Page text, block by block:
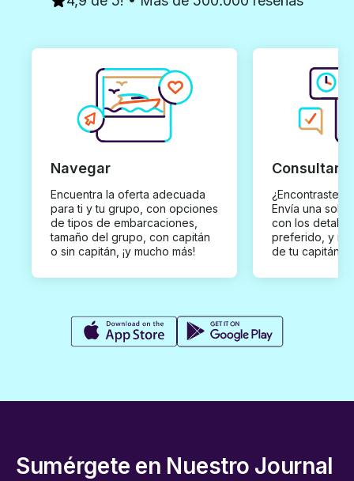
Navegar
Encuentra la oferta adecuada
para ti y tu grupo, con opciones
de tipos de embarcaciones,
tamaño del grupo, con capitán
o sin capitán, ¡y mucho más!
Consultar
¿Encontraste
Envía una
con los
preferido, y
de tu capitán
Sumérgete en Nuestro Journal